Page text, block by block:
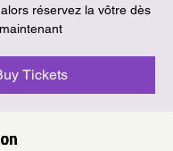
réservez la vôtre dès
maintenant
Tickets